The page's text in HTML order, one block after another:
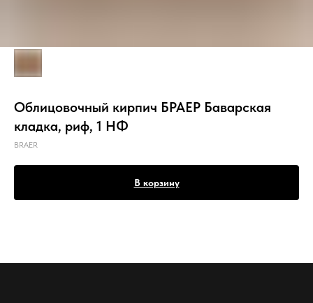
Облицовочный кирпич БРАЕР Баварская
кладка, риф, 1 НФ
BRAER
В корзину